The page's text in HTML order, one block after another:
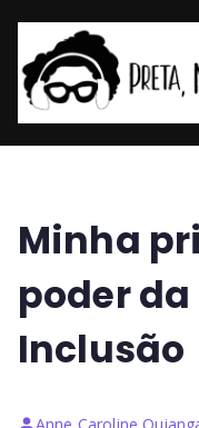
Minha
poder
Inclusão